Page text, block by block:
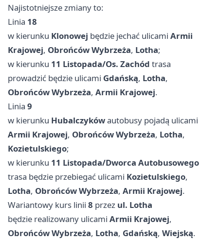
Najistotniejsze zmiany to:
Linia 18
w kierunku Klonowej będzie jechać ulicami Armii
Krajowej, Obrońców Wybrzeża, Lotha;
w kierunku 11 Listopada/Os. Zachód trasa
prowadzić będzie ulicami Gdańską, Lotha,
Obrońców Wybrzeża, Armii Krajowej.
Linia 9
w kierunku Hubalczykówautobusy pojadą ulicami
Armii Krajowej, Obrońców Wybrzeża, Lotha,
Kozietulskiego;
w kierunku 11 Listopada/Dworca Autobusowego
trasa będzie przebiegać ulicami Kozietulskiego,
Lotha, Obrońców Wybrzeża, Armii Krajowej.
Wariantowy kurs linii 8 przez ul. Lotha
będzie realizowany ulicami Armii Krajowej,
Obrońców Wybrzeża, Lotha, Gdańską, Wiejską.